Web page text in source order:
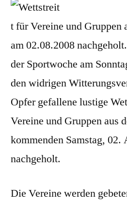
t für Vereine und Gruppen
am 02.08.2008
der Sportwoche am
den widrigen
Opfer gefallene lustige
Vereine und Gruppen aus
kommenden Samstag, 02.
nachgeholt.
Die Vereine werden